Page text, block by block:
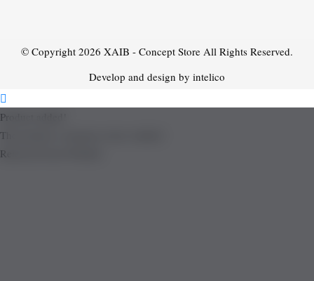
© Copyright 2026 XAIB - Concept Store All Rights Reserved.
Develop and design by intelico
Product added!
The product is already in the wishlist!
Removed from Wishlist